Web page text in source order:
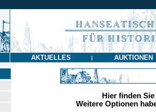
AKTUELLES | AUKTIONEN
Hier finden
Weitere Optionen